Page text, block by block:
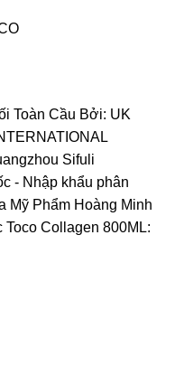
Toàn Cầu Bởi: UK
Sifuli
- Nhập khẩu phân
Mỹ Phẩm Hoàng Minh
Toco Collagen 800ML: